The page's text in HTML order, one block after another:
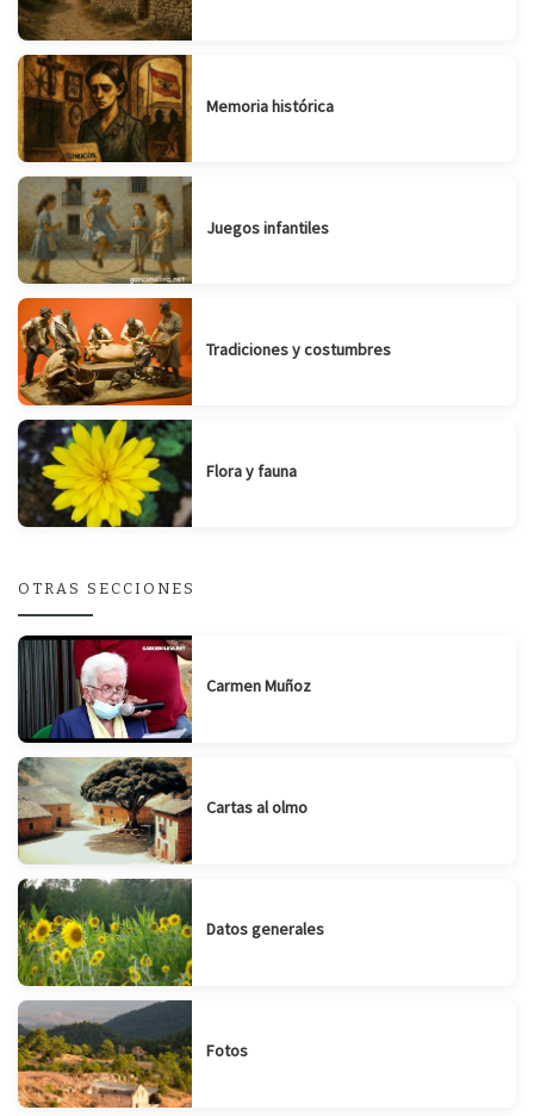
Memoria histórica
Juegos infantiles
Tradiciones y costumbres
Flora y fauna
OTRAS SECCIONES
Carmen Muñoz
Cartas al olmo
Datos generales
Fotos